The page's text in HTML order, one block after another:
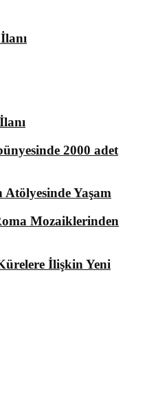
2000 adet
Atölyesinde Yaşam
Mozaiklerinden
İlişkin Yeni